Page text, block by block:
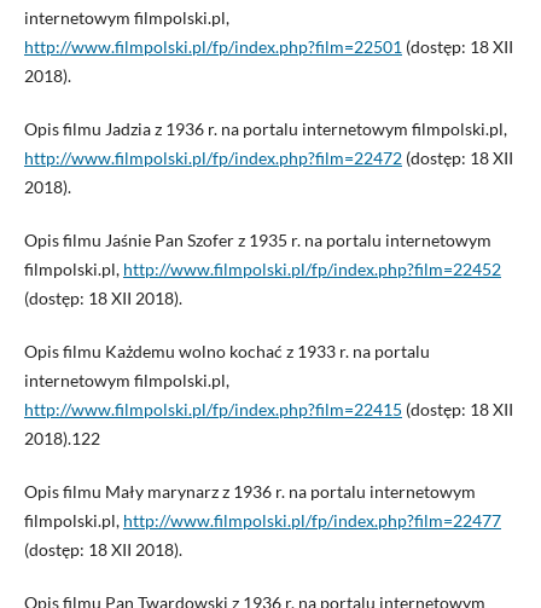
internetowym filmpolski.pl,
http://www.filmpolski.pl/fp/index.php?film=22501 (dostęp: 18 XII
2018).
Opis filmu Jadzia z 1936 r. na portalu internetowym filmpolski.pl,
http://www.filmpolski.pl/fp/index.php?film=22472(dostęp: 18 XII
2018).
Opis filmu Jaśnie Pan Szofer z 1935 r. na portalu internetowym
filmpolski.pl, http://www.filmpolski.pl/fp/index.php?film=22452
(dostęp: 18 XII 2018).
Opis filmu Każdemu wolno kochać z 1933 r. na portalu
internetowym filmpolski.pl,
http://www.filmpolski.pl/fp/index.php?film=22415 (dostęp: 18 XII
2018).122
Opis filmu Mały marynarz z 1936 r. na portalu internetowym
filmpolski.pl, http://www.filmpolski.pl/fp/index.php?film=22477
(dostęp: 18 XII 2018).
Opis filmu Pan Twardowski z 1936 r. na portalu internetowym